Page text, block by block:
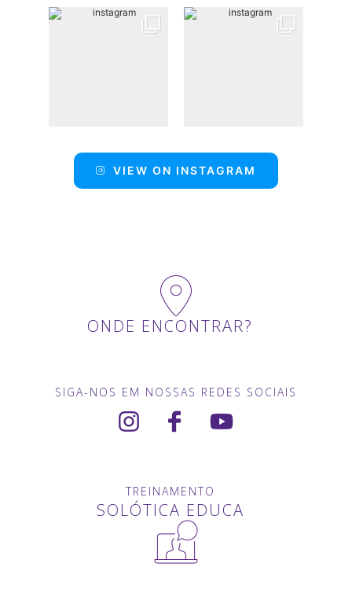
VIEW ON INSTAGRAM
ONDE ENCONTRAR?
SIGA-NOS EM NOSSAS REDES SOCIAIS
TREINAMENTO
SOLÓTICA EDUCA